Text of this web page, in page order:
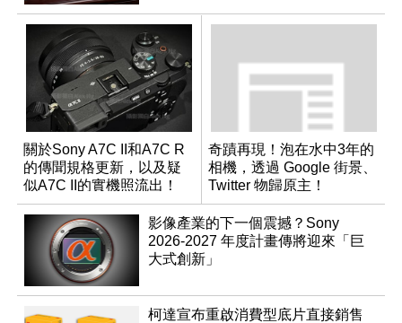
關於Sony A7C II和A7C R
的傳聞規格更新，以及疑
似A7C II的實機照流出！
奇蹟再現！泡在水中3年的
相機，透過 Google 街景、
Twitter 物歸原主！
影像產業的下一個震撼？Sony
2026-2027 年度計畫傳將迎來「巨
大式創新」
柯達宣布重啟消費型底片直接銷售